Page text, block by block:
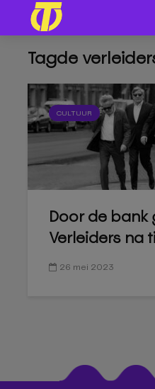
Tagde
CULTUUR
Door de
Verleiders na
26 mei 2023